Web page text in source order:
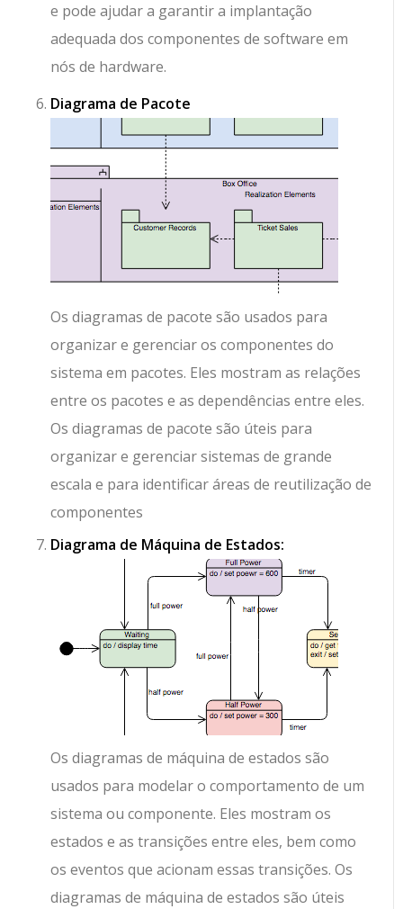
e pode ajudar a garantir a implantação
adequada dos componentes de software em
nós de hardware.
Diagrama de Pacote
Os diagramas de pacote são usados para
organizar e gerenciar os componentes do
sistema em pacotes. Eles mostram as relações
entre os pacotes e as dependências entre eles.
Os diagramas de pacote são úteis para
organizar e gerenciar sistemas de grande
escala e para identificar áreas de reutilização de
componentes
Diagrama de Máquina de Estados:
Os diagramas de máquina de estados são
usados para modelar o comportamento de um
sistema ou componente. Eles mostram os
estados e as transições entre eles, bem como
os eventos que acionam essas transições. Os
diagramas de máquina de estados são úteis